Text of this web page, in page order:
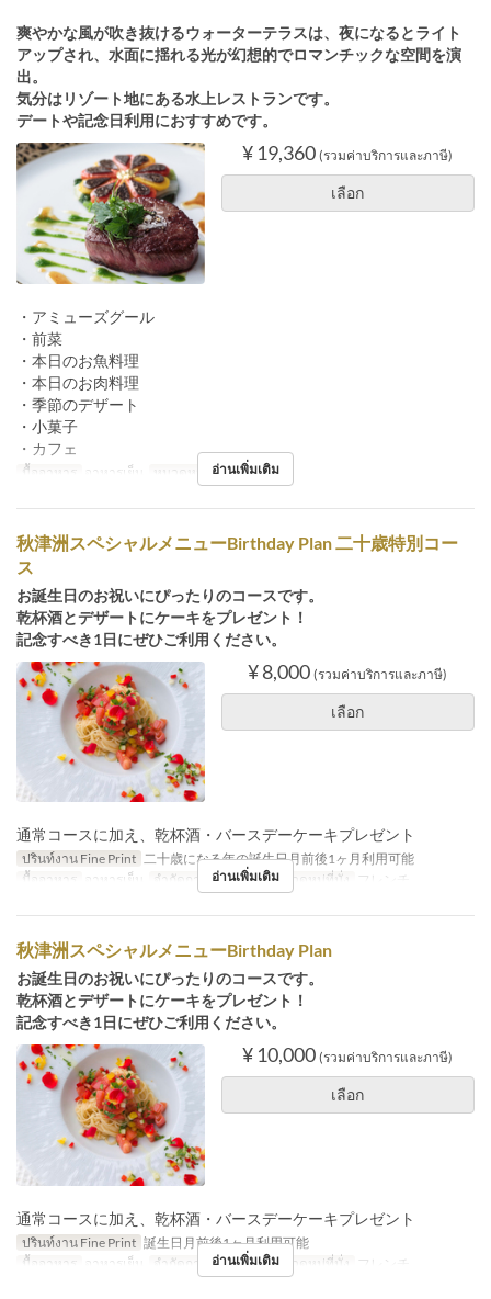
爽やかな風が吹き抜けるウォーターテラスは、夜になるとライト
アップされ、水面に揺れる光が幻想的でロマンチックな空間を演
出。
気分はリゾート地にある水上レストランです。
デートや記念日利用におすすめです。
¥ 19,360 (รวมค่าบริการและภาษี)
เลือก
・アミューズグール
・前菜
・本日のお魚料理
・本日のお肉料理
・季節のデザート
・小菓子
・カフェ
มื้ออาหาร อาหารเย็น หมวดหมู่ที่นั่ง フレンチ
อ่านเพิ่มเติม
秋津洲スペシャルメニューBirthday Plan 二十歳特別コー
ス
お誕生日のお祝いにぴったりのコースです。
乾杯酒とデザートにケーキをプレゼント！
記念すべき1日にぜひご利用ください。
¥ 8,000 (รวมค่าบริการและภาษี)
เลือก
通常コースに加え、乾杯酒・バースデーケーキプレゼント
ปรินท์งาน Fine Print 二十歳になる年の誕生日月前後1ヶ月利用可能
มื้ออาหาร
อาหารเย็น จำกัดการสั่งซื้อ 2 ~ หมวดหมู่ที่นั่ง フレンチ
อ่านเพิ่มเติม
秋津洲スペシャルメニューBirthday Plan
お誕生日のお祝いにぴったりのコースです。
乾杯酒とデザートにケーキをプレゼント！
記念すべき1日にぜひご利用ください。
¥ 10,000 (รวมค่าบริการและภาษี)
เลือก
通常コースに加え、乾杯酒・バースデーケーキプレゼント
ปรินท์งาน Fine Print 誕生日月前後1ヶ月利用可能
มื้ออาหาร
อาหารเย็น จำกัดการสั่งซื้อ 2 ~ หมวดหมู่ที่นั่ง フレンチ
อ่านเพิ่มเติม